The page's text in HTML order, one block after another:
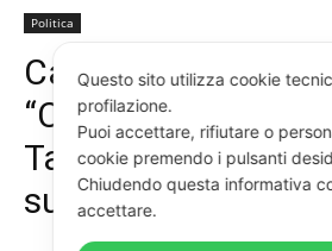
Politica
Casa di riposo, il
“Cga ci ha dato
Taormina Social
subentrerà nella
Questo sito utilizza cookie
profilazione.
Puoi accettare, rifiutare o
cookie premendo i pulsanti
Chiudendo questa informativa
accettare.